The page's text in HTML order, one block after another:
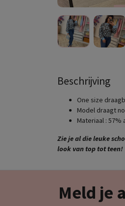
Beschrijving
One size
Model draagt
Materiaal : 57%
Zie je al die leuke
look van top tot teen!
Meld je